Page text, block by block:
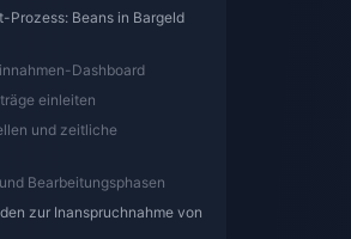
Beans in Bargeld
Dashboard
einleiten
und zeitliche
Bearbeitungsphasen
zur Inanspruchnahme von